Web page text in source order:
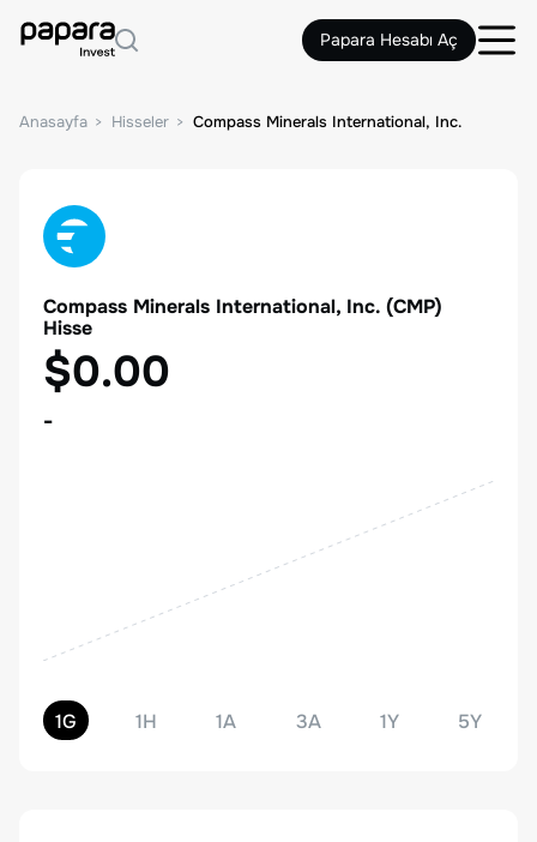
Papara Hesabı Aç
Anasayfa Hisseler Compass Minerals International, Inc.
Compass Minerals International, Inc. (CMP)
Hisse
$0.00
-
1G 1H 1A 3A 1Y 5Y